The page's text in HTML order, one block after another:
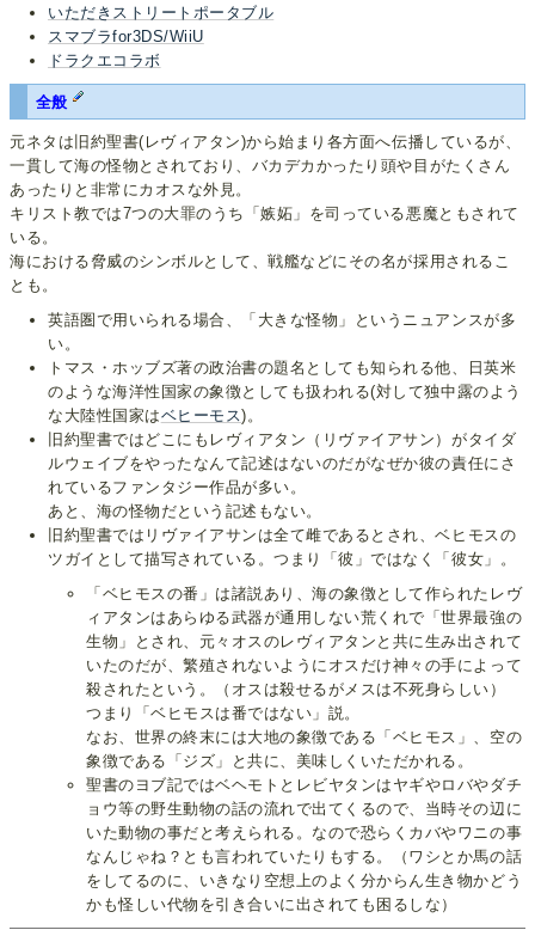
いただきストリートポータブル
スマブラfor3DS/WiiU
ドラクエコラボ
全般
元ネタは旧約聖書(レヴィアタン)から始まり各方面へ伝播しているが、
一貫して海の怪物とされており、バカデカかったり頭や目がたくさん
あったりと非常にカオスな外見。
キリスト教では7つの大罪のうち「嫉妬」を司っている悪魔ともされて
いる。
海における脅威のシンボルとして、戦艦などにその名が採用されるこ
とも。
英語圏で用いられる場合、「大きな怪物」というニュアンスが多
い。
トマス・ホッブズ著の政治書の題名としても知られる他、日英米
のような海洋性国家の象徴としても扱われる(対して独中露のよう
な大陸性国家はベヒーモス)。
旧約聖書ではどこにもレヴィアタン（リヴァイアサン）がタイダ
ルウェイブをやったなんて記述はないのだがなぜか彼の責任にさ
れているファンタジー作品が多い。
あと、海の怪物だという記述もない。
旧約聖書ではリヴァイアサンは全て雌であるとされ、ベヒモスの
ツガイとして描写されている。つまり「彼」ではなく「彼女」。
「ベヒモスの番」は諸説あり、海の象徴として作られたレヴ
ィアタンはあらゆる武器が通用しない荒くれで「世界最強の
生物」とされ、元々オスのレヴィアタンと共に生み出されて
いたのだが、繁殖されないようにオスだけ神々の手によって
殺されたという。（オスは殺せるがメスは不死身らしい）
つまり「ベヒモスは番ではない」説。
なお、世界の終末には大地の象徴である「ベヒモス」、空の
象徴である「ジズ」と共に、美味しくいただかれる。
聖書のヨブ記ではベヘモトとレビヤタンはヤギやロバやダチ
ョウ等の野生動物の話の流れで出てくるので、当時その辺に
いた動物の事だと考えられる。なので恐らくカバやワニの事
なんじゃね？とも言われていたりもする。（ワシとか馬の話
をしてるのに、いきなり空想上のよく分からん生き物かどう
かも怪しい代物を引き合いに出されても困るしな）